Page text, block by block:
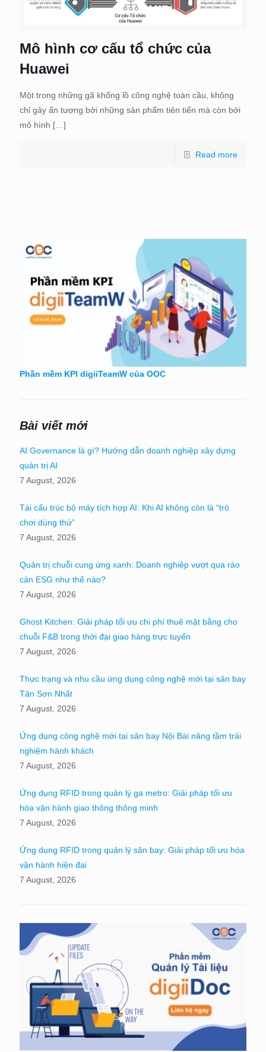
Mô hình cơ cấu tổ chức của
Huawei
Một trong những gã khổng lồ công nghệ toàn cầu, không
chỉ gây ấn tượng bởi những sản phẩm tiên tiến mà còn bởi
mô hình […]
Read more
Phần mềm KPI digiiTeamW của OOC
Bài viết mới
AI Governance là gì? Hướng dẫn doanh nghiệp xây dựng
quản trị AI
7 August, 2026
Tái cấu trúc bộ máy tích hợp AI: Khi AI không còn là “trò
chơi dùng thử”
7 August, 2026
Quản trị chuỗi cung ứng xanh: Doanh nghiệp vượt qua rào
cản ESG như thế nào?
7 August, 2026
Ghost Kitchen: Giải pháp tối ưu chi phí thuê mặt bằng cho
chuỗi F&B trong thời đại giao hàng trực tuyến
7 August, 2026
Thực trạng và nhu cầu ứng dụng công nghệ mới tại sân bay
Tân Sơn Nhất
7 August, 2026
Ứng dụng công nghệ mới tại sân bay Nội Bài nâng tầm trải
nghiệm hành khách
7 August, 2026
Ứng dụng RFID trong quản lý ga metro: Giải pháp tối ưu
hóa vận hành giao thông thông minh
7 August, 2026
Ứng dụng RFID trong quản lý sân bay: Giải pháp tối ưu hóa
vận hành hiện đại
7 August, 2026